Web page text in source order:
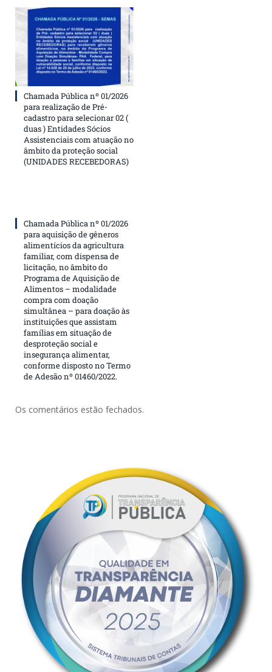
Chamada Pública nº 01/2026
para realização de Pré-
cadastro para selecionar 02 (
duas ) Entidades Sócios
Assistenciais com atuação no
âmbito da proteção social
(UNIDADES RECEBEDORAS)
Chamada Pública nº 01/2026
para aquisição de gêneros
alimentícios da agricultura
familiar, com dispensa de
licitação, no âmbito do
Programa de Aquisição de
Alimentos – modalidade
compra com doação
simultânea – para doação às
instituições que assistam
famílias em situação de
desproteção social e
insegurança alimentar,
conforme disposto no Termo
de Adesão nº 01460/2022.
Os comentários estão fechados.